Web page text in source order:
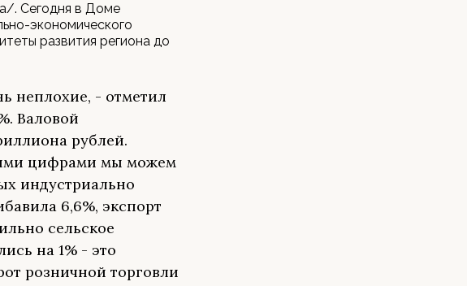
. Сегодня в Доме
экономического
развития региона до
неплохие, - отметил
Валовой
рублей.
цифрами мы можем
индустриально
6,6%, экспорт
сельское
на 1% - это
розничной торговли